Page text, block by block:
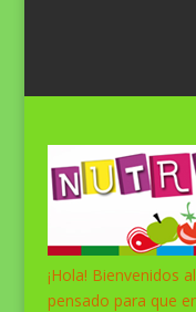
¡Hola! Bienvenidos
pensado para que